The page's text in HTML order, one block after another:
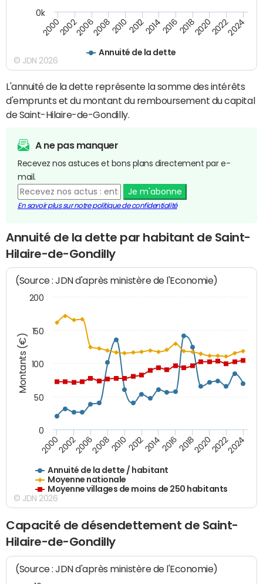
Annuité de la dette
200020022006200820102012201420162018202020222024
0k
© JDN 2026
L'annuité de la dette représente la somme des intérêts
d'emprunts et du montant du remboursement du capital
de Saint-Hilaire-de-Gondilly.
A ne pas manquer
Recevez nos astuces et bons plans directement par e-
mail.
Je m'abonne
En savoir plus sur notre politique de confidentialité
Annuité de la dette par habitant de Saint-
Hilaire-de-Gondilly
Montants (€)
(Source : JDN d'après ministère de l'Economie)
Annuité de la dette / habitant
Moyenne nationale
Moyenne villages de moins de 250 habitants
200020022006200820102012201420162018202020222024
0
50
100
150
200
© JDN 2026
Capacité de désendettement de Saint-
Hilaire-de-Gondilly
(Source : JDN d'après ministère de l'Economie)